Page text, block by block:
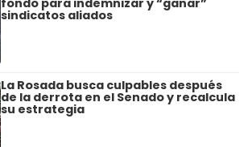
fondo para indemnizar y “ganar”
sindicatos aliados
La Rosada busca culpables después
de la derrota en el Senado y recalcula
su estrategia